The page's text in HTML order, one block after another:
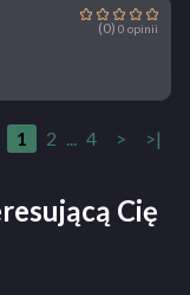
(0) 0 opinii
1 2 ... 4 > >|
Cię